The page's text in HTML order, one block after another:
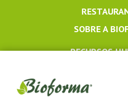
SOBRE A
RECURSOS
(dias úteis das 8h30 às 13h